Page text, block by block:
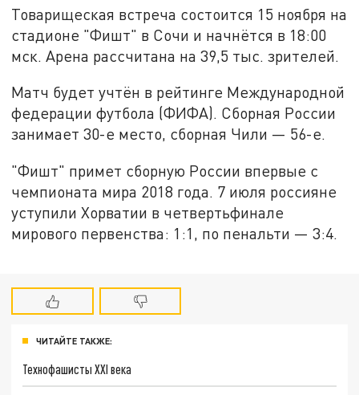
Товарищеская встреча состоится 15 ноября на
стадионе "Фишт" в Сочи и начнётся в 18:00
мск. Арена рассчитана на 39,5 тыс. зрителей.
Матч будет учтён в рейтинге Международной
федерации футбола (ФИФА). Сборная России
занимает 30-е место, сборная Чили — 56-е.
"Фишт" примет сборную России впервые с
чемпионата мира 2018 года. 7 июля россияне
уступили Хорватии в четвертьфинале
мирового первенства: 1:1, по пенальти — 3:4.
ЧИТАЙТЕ ТАКЖЕ:
Технофашисты XXI века